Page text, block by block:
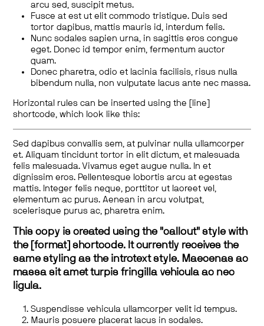
arcu sed, suscipit metus.
Fusce at est ut elit commodo tristique. Duis sed
tortor dapibus, mattis mauris id, interdum felis.
Nunc sodales sapien urna, in sagittis eros congue
eget. Donec id tempor enim, fermentum auctor
quam.
Donec pharetra, odio et lacinia facilisis, risus nulla
bibendum nulla, non vulputate lacus ante nec massa.
Horizontal rules can be inserted using the [line]
shortcode, which look like this:
Sed dapibus convallis sem, at pulvinar nulla ullamcorper
et. Aliquam tincidunt tortor in elit dictum, et malesuada
felis malesuada. Vivamus eget augue nulla. In et
dignissim eros. Pellentesque lobortis arcu at egestas
mattis. Integer felis neque, porttitor ut laoreet vel,
elementum ac purus. Aenean in arcu volutpat,
scelerisque purus ac, pharetra enim.
This copy is created using the "callout" style with
the [format] shortcode. It currently receives the
same styling as the introtext style. Maecenas ac
massa sit amet turpis fringilla vehicula ac nec
ligula.
Suspendisse vehicula ullamcorper velit id tempus.
Mauris posuere placerat lacus in sodales.